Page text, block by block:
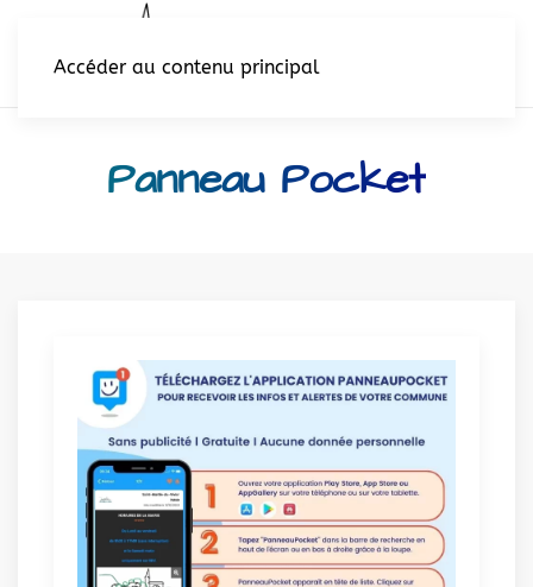
Accéder au contenu principal
Panneau Pocket